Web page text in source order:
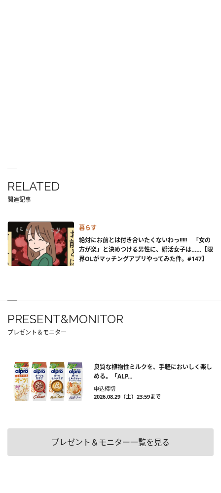
RELATED
関連記事
暮らす
絶対にお前とは付き合いたくないわっ!!!!! 「女の
方が楽」と決めつける男性に、婚活女子は……【限
界OLがマッチングアプリやってみた件。#147】
PRESENT&MONITOR
プレゼント＆モニター
良質な植物性ミルクを、手軽においしく楽し
める。「ALP...
申込締切
2026.08.29（土）23:59まで
プレゼント＆モニター一覧を見る